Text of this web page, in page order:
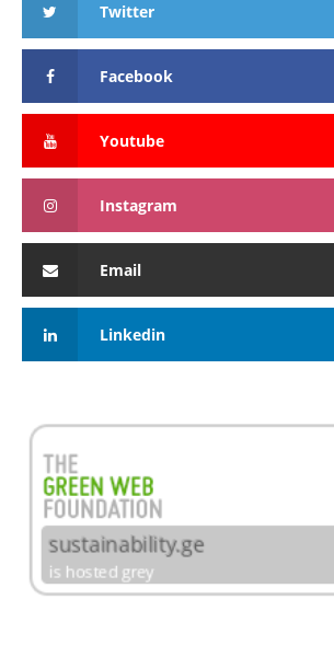
Twitter
Facebook
Youtube
Instagram
Email
Linkedin